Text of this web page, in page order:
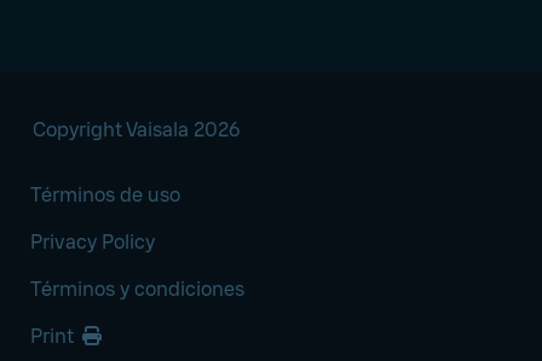
Copyright Vaisala 2026
Términos de uso
Privacy Policy
Términos y condiciones
Print